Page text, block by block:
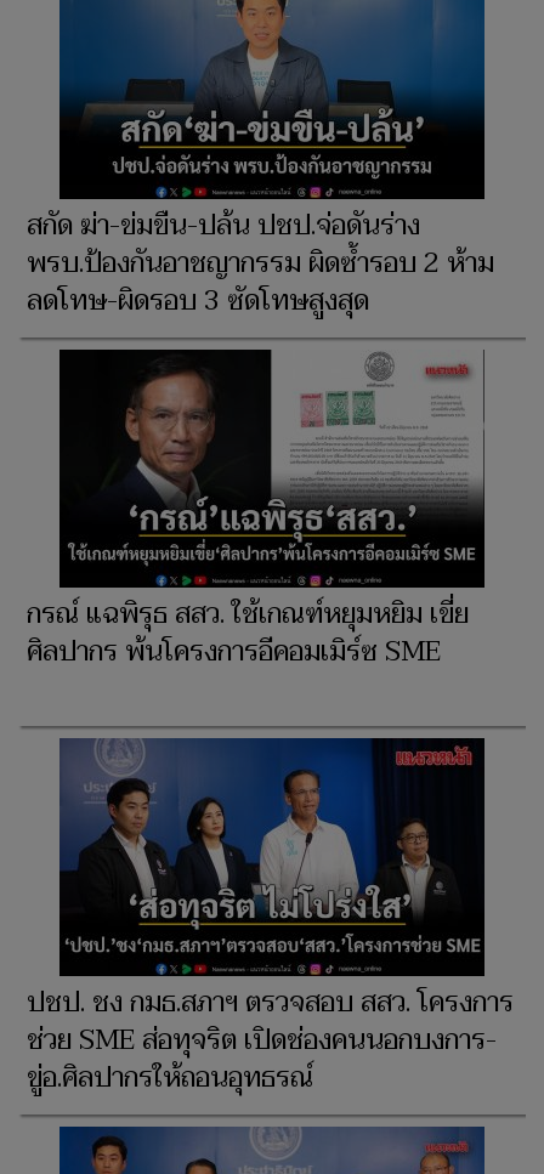
สกัด ฆ่า-ข่มขืน-ปล้น ปชป.จ่อดันร่าง
พรบ.ป้องกันอาชญากรรม ผิดซ้ำรอบ 2 ห้าม
ลดโทษ-ผิดรอบ 3 ซัดโทษสูงสุด
กรณ์ แฉพิรุธ สสว. ใช้เกณฑ์หยุมหยิม เขี่ย
ศิลปากร พ้นโครงการอีคอมเมิร์ซ SME
ปชป. ชง กมธ.สภาฯ ตรวจสอบ สสว. โครงการ
ช่วย SME ส่อทุจริต เปิดช่องคนนอกบงการ-
ขู่อ.ศิลปากรให้ถอนอุทธรณ์